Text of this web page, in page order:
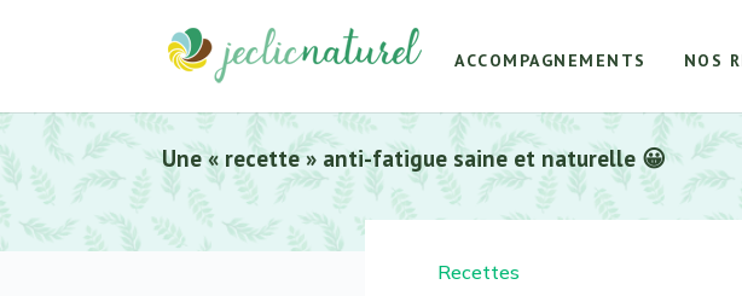
ACCOMPAGNEMENTS NOS
Une « recette » anti-fatigue saine et naturelle 😀
Recettes